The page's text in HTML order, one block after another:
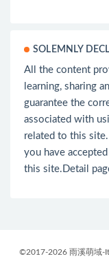
SOLEMNLY
All the content
learning, sharing
guarantee the
associated with
related to this
you have
this site.Detail
©2017-2026 雨溪萌域-